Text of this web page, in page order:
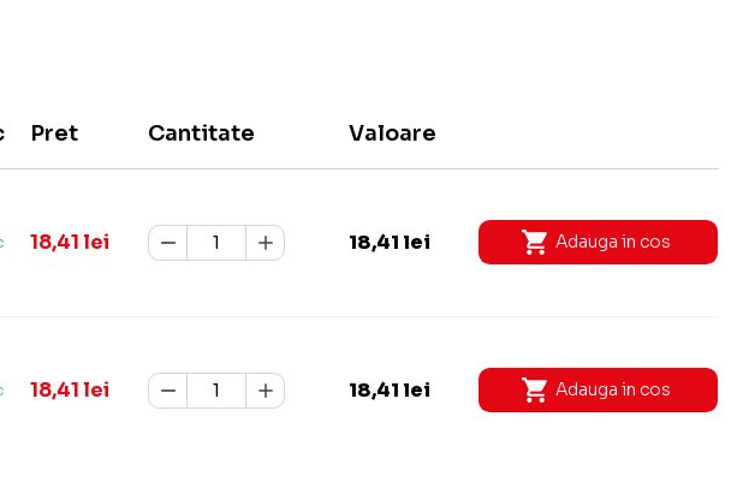
Pret Cantitate Valoare
18,41 lei 18,41 lei Adauga in cos
18,41 lei 18,41 lei Adauga in cos